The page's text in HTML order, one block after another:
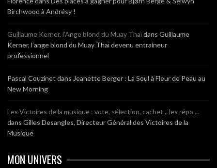
Birchwood à Andrésy !
Guillaume Kerner, l’Ange blond du Muay Thaïdans Guillaume
Kerner, l’ange blond du Muay Thaï devenu entraineur
professionnel
Pascal Couzinet dans Jeanette Berger : La Soul à Fleur de Peau au
New Morning
Les Victoires de la musique : vote, sélection, cachet... les répo ...
dans Gilles Desangles, Directeur Général des Victoires de la
Musique
MON UNIVERS